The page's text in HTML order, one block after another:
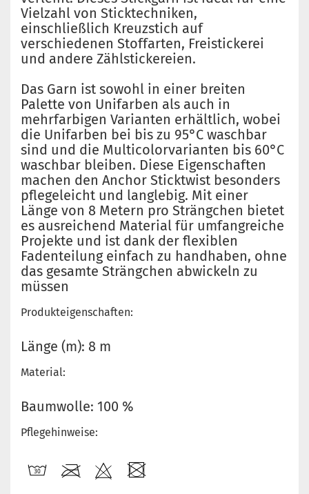
Vielzahl von Sticktechniken,
einschließlich Kreuzstich auf
verschiedenen Stoffarten, Freistickerei
und andere Zählstickereien.
Das Garn ist sowohl in einer breiten
Palette von Unifarben als auch in
mehrfarbigen Varianten erhältlich, wobei
die Unifarben bei bis zu 95°C waschbar
sind und die Multicolorvarianten bis 60°C
waschbar bleiben. Diese Eigenschaften
machen den Anchor Sticktwist besonders
pflegeleicht und langlebig. Mit einer
Länge von 8 Metern pro Strängchen bietet
es ausreichend Material für umfangreiche
Projekte und ist dank der flexiblen
Fadenteilung einfach zu handhaben, ohne
das gesamte Strängchen abwickeln zu
müssen
Produkteigenschaften:
Länge (m): 8 m
Material:
Baumwolle: 100 %
Pflegehinweise: